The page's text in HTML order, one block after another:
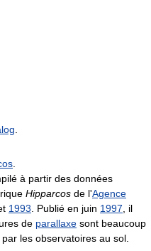
.
.
à partir des données
Hipparcos de l'Agence
1993. Publié en juin 1997, il
de parallaxe sont beaucoup
les observatoires au sol.